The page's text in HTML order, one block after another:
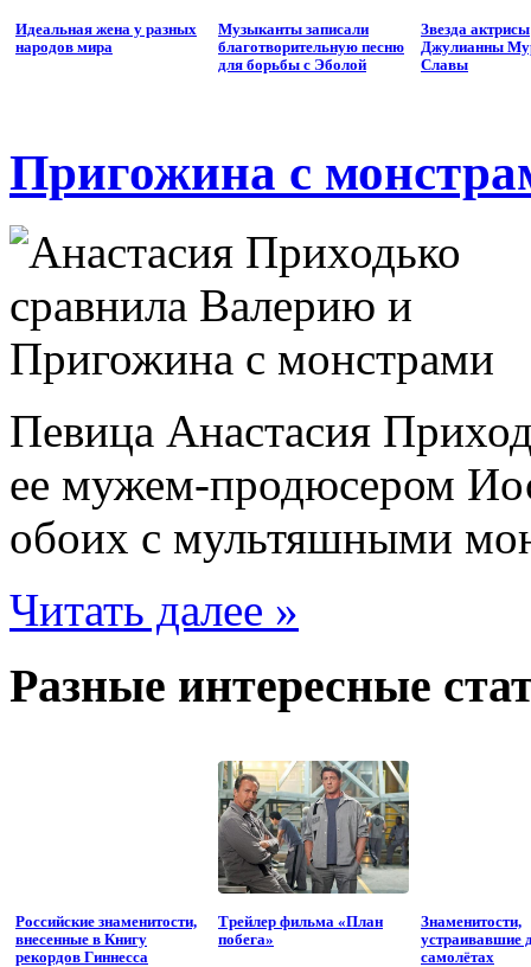
Идеальная жена у разных
народов мира
Музыканты записали
благотворительную песню
для борьбы с Эболой
Звезда актрисы
Джулианны
Славы
Пригожина с
Певица Анастасия
ее мужем-продюсером
обоих с мультяшными
Читать далее »
Разные интересные
Российские знаменитости,
внесенные в Книгу
рекордов Гиннесса
Трейлер фильма «План
побега»
Знаменитости,
устраивавшие
самолётах